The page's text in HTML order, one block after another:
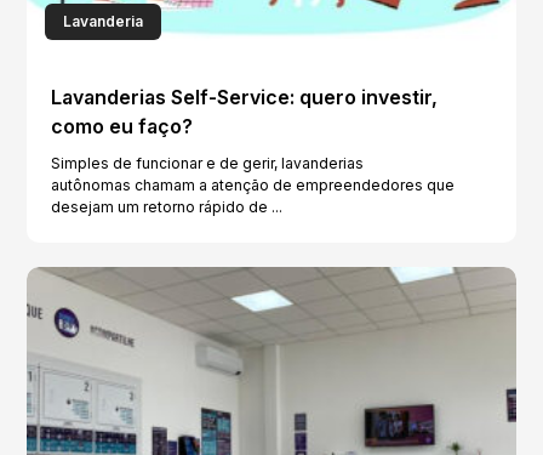
Lavanderia
Lavanderias Self-Service: quero investir,
como eu faço?
Simples de funcionar e de gerir, lavanderias
autônomas chamam a atenção de empreendedores que
desejam um retorno rápido de ...